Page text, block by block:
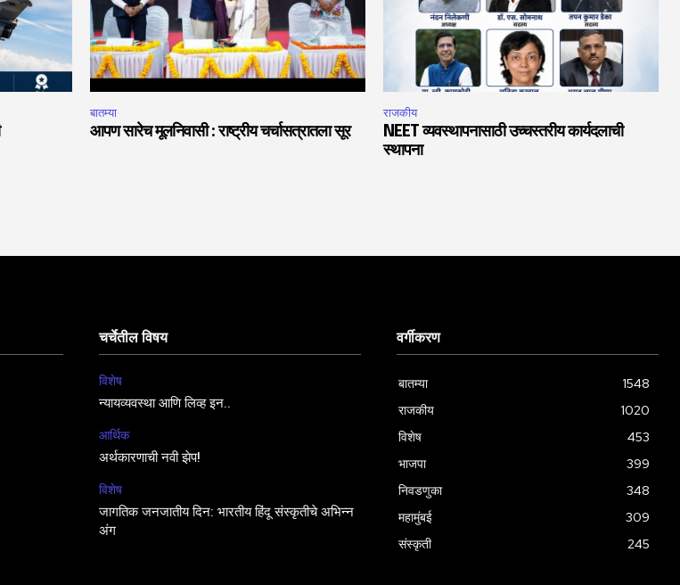
बातम्या
आपण सारेच मूलनिवासी : राष्ट्रीय चर्चासत्रातला सूर
राजकीय
NEET व्यवस्थापनासाठी उच्चस्तरीय कार्यदलाची
स्थापना
चर्चेतील विषय
विशेष
न्यायव्यवस्था आणि लिव्ह इन..
आर्थिक
अर्थकारणाची नवी झेप!
विशेष
जागतिक जनजातीय दिन: भारतीय हिंदू संस्कृतीचे अभिन्न
अंग
वर्गीकरण
बातम्या
1548
राजकीय
1020
विशेष
453
भाजपा
399
निवडणुका
348
महामुंबई
309
संस्कृती
245